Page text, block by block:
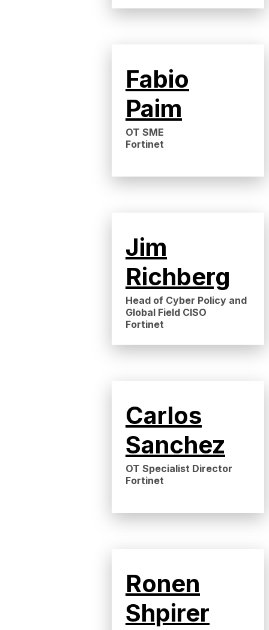
Fabio
Paim
OT SME
Fortinet
Jim
Richberg
Head of Cyber Policy and
Global Field CISO
Fortinet
Carlos
Sanchez
OT Specialist Director
Fortinet
Ronen
Shpirer